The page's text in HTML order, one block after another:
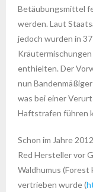
Betäubungsmittel
werden. Laut
jedoch wurden in
enthielten. Der
nun
was bei einer
Haftstrafen führen
Schon im Jahre
Red Hersteller vor
Waldhumus (Forest
vertrieben wurde (